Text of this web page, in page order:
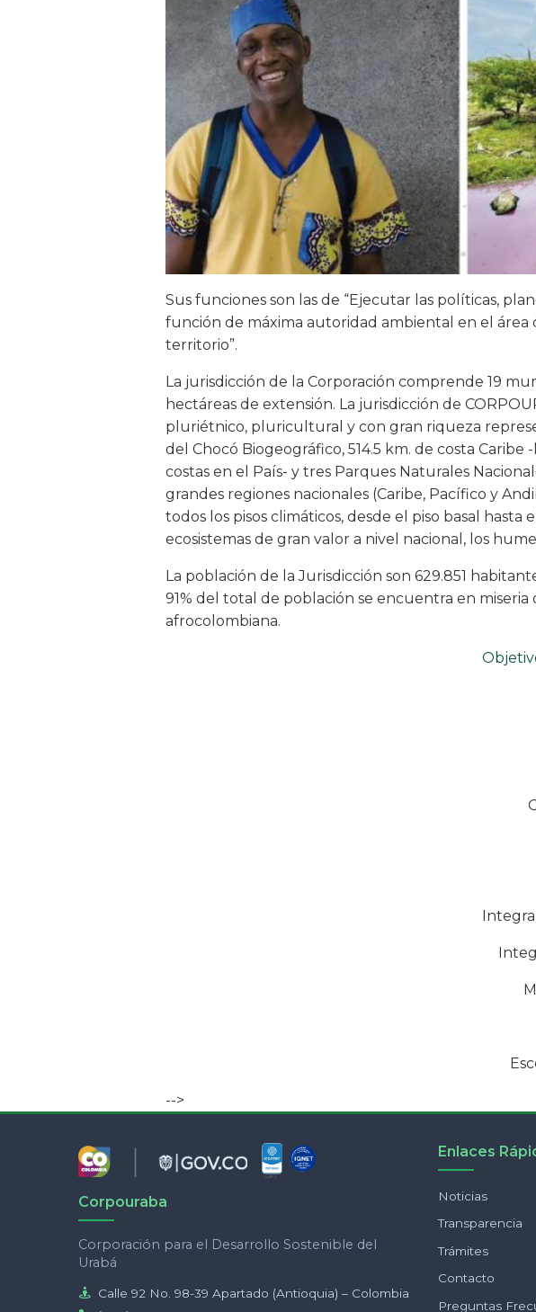
Sus funciones son las de “Ejecutar las políticas,
función de máxima autoridad ambiental en el área
territorio”.
La jurisdicción de la Corporación comprende 19
hectáreas de extensión. La jurisdicción de
pluriétnico, pluricultural y con gran riqueza
del Chocó Biogeográfico, 514.5 km. de costa
costas en el País- y tres Parques Naturales
grandes regiones nacionales (Caribe, Pacífico y
todos los pisos climáticos, desde el piso basal
ecosistemas de gran valor a nivel nacional, los
La población de la Jurisdicción son 629.851
91% del total de población se encuentra en miseria
afrocolombiana.
-->
Corpouraba
Corporación para el Desarrollo Sostenible del
Urabá
Calle 92 No. 98-39 Apartado (Antioquia) – Colombia
Enlaces
Noticias
Transparencia
Trámites
Contacto
Preguntas